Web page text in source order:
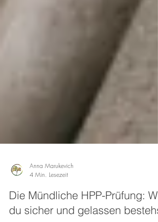
Anna Marukevich
4 Min. Lesezeit